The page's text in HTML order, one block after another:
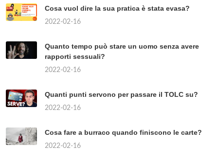
Cosa vuol dire la sua pratica è stata evasa?
2022-02-16
Quanto tempo può stare un uomo senza avere
rapporti sessuali?
2022-02-16
Quanti punti servono per passare il TOLC su?
2022-02-16
Cosa fare a burraco quando finiscono le carte?
2022-02-16